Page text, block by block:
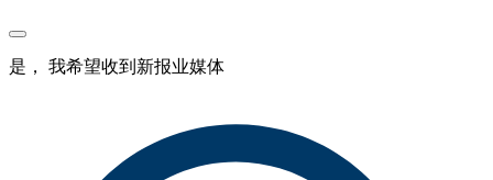
是， 我希望收到新报业媒体